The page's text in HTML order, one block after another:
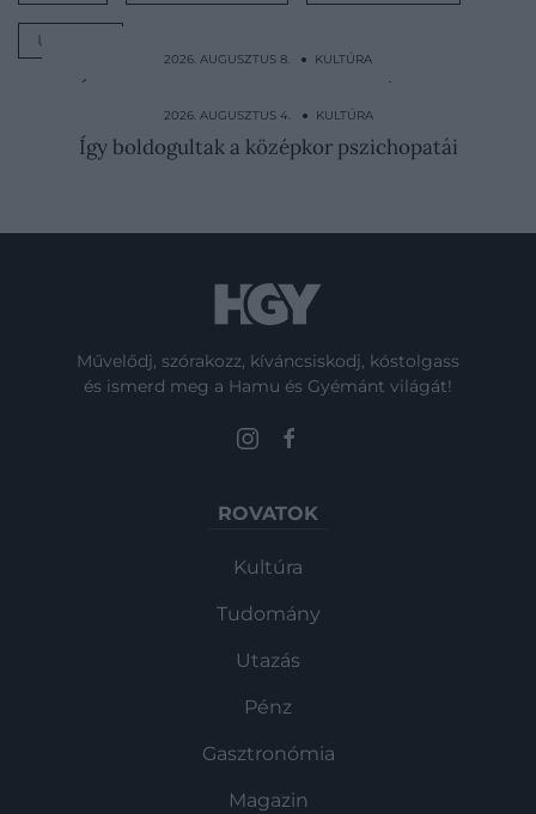
ÜNNEP
2026. AUGUSZTUS 8. ● KULTÚRA
Éhség, kannibalizmus és boszorkányok: a
Jancsi és Juliska…
2026. AUGUSZTUS 4. ● KULTÚRA
Így boldogultak a középkor pszichopatái
Művelődj, szórakozz, kíváncsiskodj, kóstolgass
és ismerd meg a Hamu és Gyémánt világát!
ROVATOK
Kultúra
Tudomány
Utazás
Pénz
Gasztronómia
Magazin